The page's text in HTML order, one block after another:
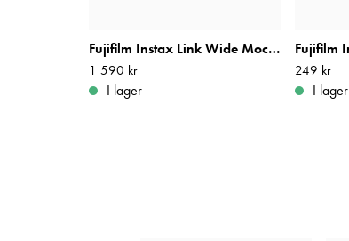
Fujifilm Instax Link Wide Mocha Grey
Pris:1 590 kr
1 590 kr
I lager
Pris: 249 kr
249 kr
I lager